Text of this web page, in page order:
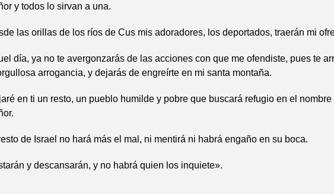
y todos lo sirvan a una.
las orillas de los ríos de Cus mis adoradores, los deportados, traerán mi
día, ya no te avergonzarás de las acciones con que me ofendiste, pues te
arrogancia, y dejarás de engreírte en mi santa montaña.
en ti un resto, un pueblo humilde y pobre que buscará refugio en el nombre
de Israel no hará más el mal, ni mentirá ni habrá engaño en su boca.
y descansarán, y no habrá quien los inquiete».